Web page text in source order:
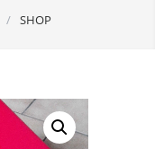
/ SHOP